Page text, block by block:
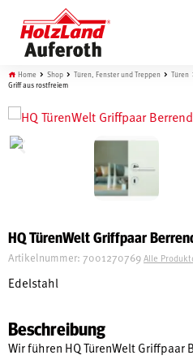
Böden
Wand
Home Shop Türen, Fenster und Treppen Türen
Griff aus rostfreiem
HQ TürenWelt Griffpaar
Artikelnummer: 7001270769 Alle
Edelstahl
Beschreibung
Wir führen HQ TürenWelt Griffpaar